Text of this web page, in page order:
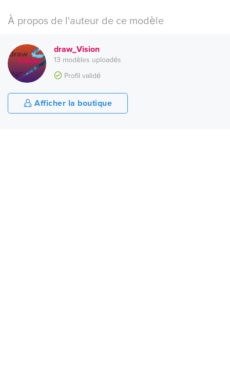
À propos de l'auteur de ce modèle
draw_Vision
13 modèles uploadés
Profil validé
Afficher la boutique